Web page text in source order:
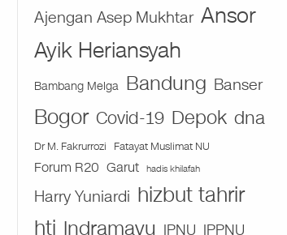
Ajengan Asep Mukhtar Ansor
Ayik Heriansyah
Bambang Melga Bandung Banser
Bogor Covid-19 Depok dna
Dr M. Fakrurrozi Fatayat Muslimat NU
Forum R20 Garut hadis khilafah
Harry Yuniardi hizbut tahrir
hti Indramayu IPNU IPPNU